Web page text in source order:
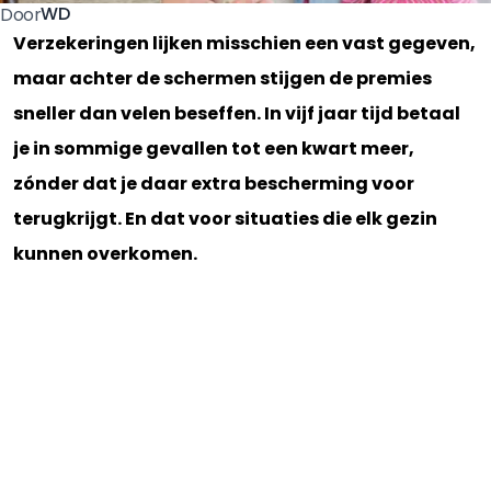
DoorWD
Verzekeringen lijken misschien een vast gegeven,
maar achter de schermen stijgen de premies
sneller dan velen beseffen. In vijf jaar tijd betaal
je in sommige gevallen tot een kwart meer,
zónder dat je daar extra bescherming voor
terugkrijgt. En dat voor situaties die elk gezin
kunnen overkomen.